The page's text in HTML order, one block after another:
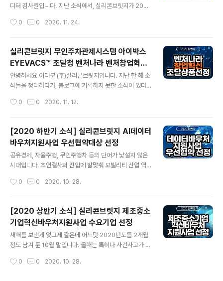
업체에 종사하는 에디터K는 다른 시선으로 이 사건을 보게
을까? 첫 번째 고민점은 사건이 일어나게 된 계기에 대한
디터 김사원입니다. 지난 소식에서, 실리콘브릿지가 2020
정되었다고 말씀드린 적이 있습니다. siliconbridge-ey
릿지 AI데이터바우처지원사업 우선협약대상 선정 공유경
제, 자율주행, 무인주행차 등의 단어가 낯설지 않은 시대입
니다. 초연결사회 진입에 발맞춰 모빌리티 산업 역시 지능
형 주차관제로의 전환이 불가피하게 되었습니다. 이제 주
차장은 단순 siliconbridge-eyevacs.tistory.com 2
릿지의 차량번호 인식률은 신규 번호판 포함 100%, 오인
0 0 2020. 11. 24.
실리콘브릿지 무인주차관제시스템 아이박스
EYEVACS™ 조달청 벤처나라 벤처창업혁신
조달상품 선정!
안녕하세요 여러분 (주)실리콘브릿지입니다. ​지난 한 해 소
식들을 정리하다가, 블로그에 기록하지 못한 소식이 있다
업이기도 했던 내용인데요, 바로 조달청 벤처나라에 제품
b.go.kr/ 벤처나라 venture.g2b.go.kr ​정부차원에서
우수한 벤처기업과 창업기업의 공공구매판로 확대를 위해
2016년 10월 구축한 쇼핑몰로, 조달청에서 직접 운영·관
리를 하고 있습니다. ​실리콘브릿지의 무인주차관제시스템
달상품'으로 등록되었습니다. 02. 벤처나라의 운영 취지
0 0 2020. 11. 12.
[2020 하반기 소식] 실리콘브릿지 AI데이터
바우처지원사업 우선협약대상 선정
공유경제, 자율주행, 무인주행차 등의 단어가 낯설지 않은
시대입니다. 초연결사회 진입에 발맞춰 모빌리티 산업 역
이제 주차장은 단순히 차를 보관하는 장소가 아니라 소비
는 안정적인 무인 관리 프로세스를 제공하는 스마트 모빌
리티 시대 핵심 허브라고 말할 수 있습니다. 인공지능(AI)
과 클라우드 등의 첨단기술을 접목한 무인주차관제 기술이
시대적 트렌드가 된 것입니다. 이런 시대 흐름에 발맞춰 실
리콘브릿지도 주차관제 빅데이터 플랫폼을 형성하고자 노
이터바우처 지원사업에서 우선 협약 대상자가 되었는데요,
0 0 2020. 10. 28.
[2020 상반기 소식] 실리콘브릿지 제조중소
기업혁신바우처지원사업 수요기업 선정
새해를 보낸게 엊그제 같은데 어느덧 2020년도를 2개월
정도 남겨 둔 10월 말입니다. 올해는 특히나 사건사고가 많
끊이지 않았고 생활반경 및 소비 축소로 많은 기업들이 휘
0 0 2020. 10. 28.